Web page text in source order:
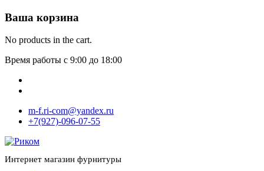
Ваша корзина
No products in the cart.
Время работы с 9:00 до 18:00
m-f.ri-com@yandex.ru
+7(927)-096-07-55
Интернет магазин фурнитуры